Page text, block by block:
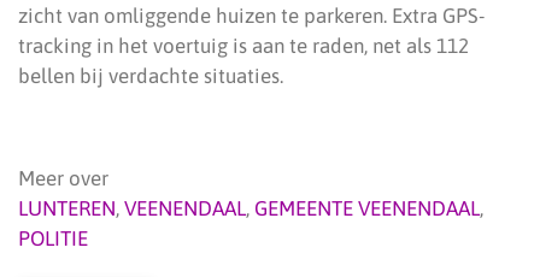
zicht van omliggende huizen te parkeren. Extra GPS-
tracking in het voertuig is aan te raden, net als 112
bellen bij verdachte situaties.
Meer over
LUNTEREN, VEENENDAAL, GEMEENTE VEENENDAAL,
POLITIE